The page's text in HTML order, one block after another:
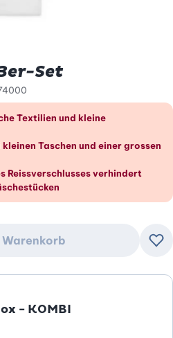
Set
Überblick
Textilien und kleine
Taschen und einer grossen
Reissverschlusses verhindert
Warenkorb
- KOMBI